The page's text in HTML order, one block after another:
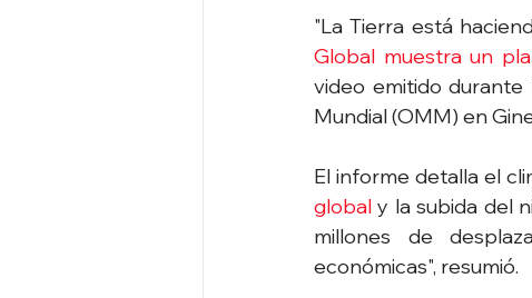
"La Tierra está
Global muestra un
video emitido durante
Mundial (OMM) en
El informe detalla el
global y la subida del
millones de
económicas", resumió.